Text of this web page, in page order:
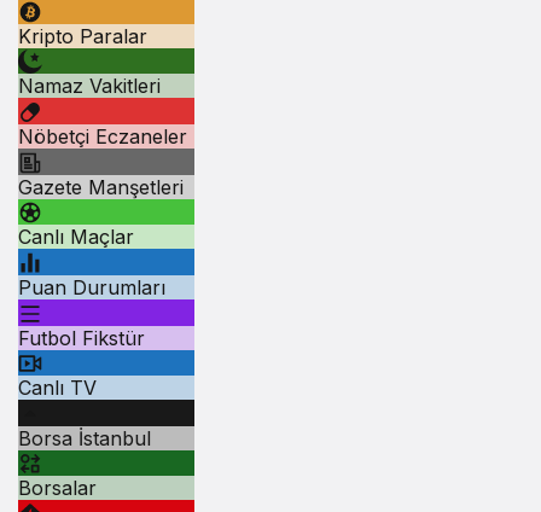
Kripto Paralar
Namaz Vakitleri
Nöbetçi Eczaneler
Gazete Manşetleri
Canlı Maçlar
Puan Durumları
Futbol Fikstür
Canlı TV
Borsa İstanbul
Borsalar